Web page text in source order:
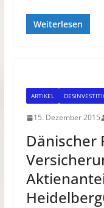
Weiterlesen
ARTIKEL
15. Dezember 2015
Dänischer